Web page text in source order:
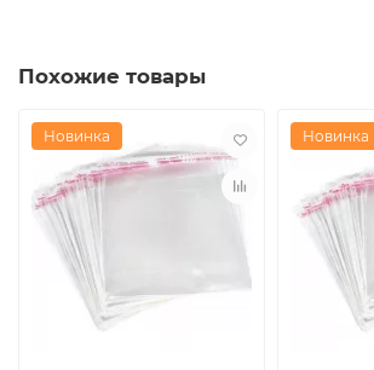
Похожие товары
Новинка Новинка